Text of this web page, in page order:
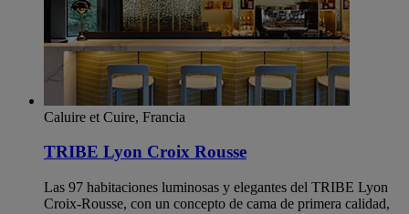
Caluire et Cuire, Francia
TRIBE Lyon Croix Rousse
Las 97 habitaciones luminosas y elegantes del TRIBE Lyon
Croix-Rousse, con un concepto de cama de primera calidad,